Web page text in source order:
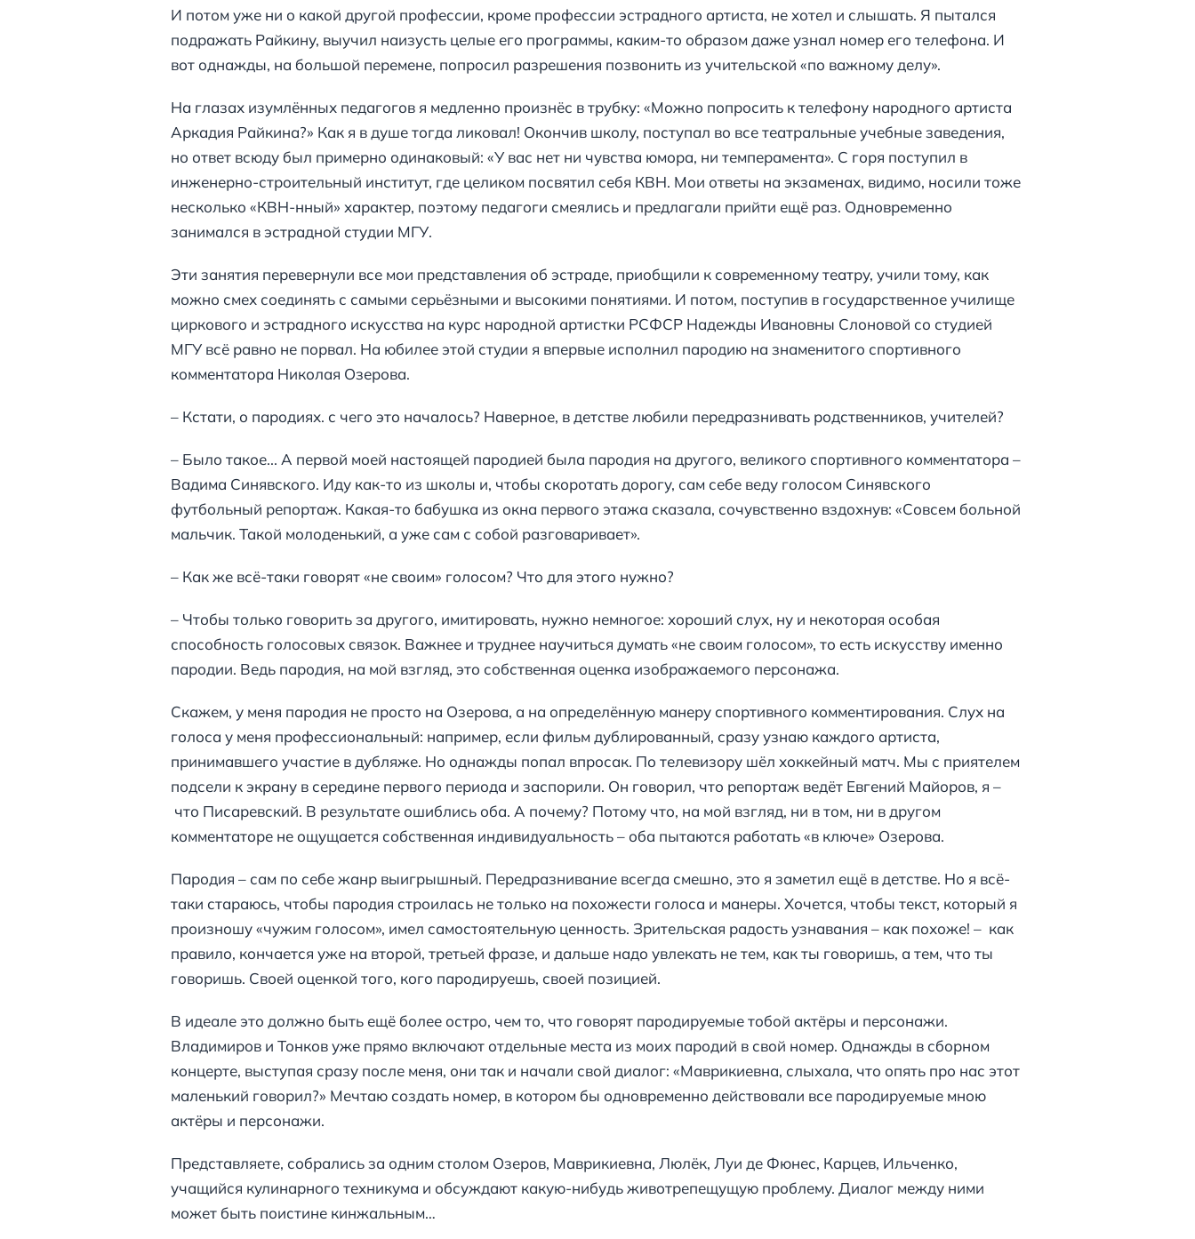
И потом уже ни о какой другой профессии, кроме профессии эстрадного артиста, не хотел и слышать. Я пытался
подражать Райкину, выучил наизусть целые его программы, каким-то образом даже узнал номер его телефона. И
вот однажды, на большой перемене, попросил разрешения позвонить из учительской «по важному делу».
На глазах изумлённых педагогов я медленно произнёс в трубку: «Можно попросить к телефону народного артиста
Аркадия Райкина?» Как я в душе тогда ликовал! Окончив школу, поступал во все театральные учебные заведения,
но ответ всюду был примерно одинаковый: «У вас нет ни чувства юмора, ни темперамента». С горя поступил в
инженерно-строительный институт, где целиком посвятил себя КВН. Мои ответы на экзаменах, видимо, носили тоже
несколько «КВН-нный» характер, поэтому педагоги смеялись и предлагали прийти ещё раз. Одновременно
занимался в эстрадной студии МГУ.
Эти занятия перевернули все мои представления об эстраде, приобщили к современному театру, учили тому, как
можно смех соединять с самыми серьёзными и высокими понятиями. И потом, поступив в государственное училище
циркового и эстрадного искусства на курс народной артистки РСФСР Надежды Ивановны Слоновой со студией
МГУ всё равно не порвал. На юбилее этой студии я впервые исполнил пародию на знаменитого спортивного
комментатора Николая Озерова.
– Кстати, о пародиях. с чего это началось? Наверное, в детстве любили передразнивать родственников, учителей?
– Было такое... А первой моей настоящей пародией была пародия на другого, великого спортивного комментатора –
Вадима Синявского. Иду как-то из школы и, чтобы скоротать дорогу, сам себе веду голосом Синявского
футбольный репортаж. Какая-то бабушка из окна первого этажа сказала, сочувственно вздохнув: «Совсем больной
мальчик. Такой молоденький, а уже сам с собой разговаривает».
– Как же всё-таки говорят «не своим» голосом? Что для этого нужно?
– Чтобы только говорить за другого, имитировать, нужно немногое: хороший слух, ну и некоторая особая
способность голосовых связок. Важнее и труднее научиться думать «не своим голосом», то есть искусству именно
пародии. Ведь пародия, на мой взгляд, это собственная оценка изображаемого персонажа.
Скажем, у меня пародия не просто на Озерова, а на определённую манеру спортивного комментирования. Слух на
голоса у меня профессиональный: например, если фильм дублированный, сразу узнаю каждого артиста,
принимавшего участие в дубляже. Но однажды попал впросак. По телевизору шёл хоккейный матч. Мы с приятелем
подсели к экрану в середине первого периода и заспорили. Он говорил, что репортаж ведёт Евгений Майоров, я –
что Писаревский. В результате ошиблись оба. А почему? Потому что, на мой взгляд, ни в том, ни в другом
комментаторе не ощущается собственная индивидуальность – оба пытаются работать «в ключе» Озерова.
Пародия – сам по себе жанр выигрышный. Передразнивание всегда смешно, это я заметил ещё в детстве. Но я всё-
таки стараюсь, чтобы пародия строилась не только на похожести голоса и манеры. Хочется, чтобы текст, который я
произношу «чужим голосом», имел самостоятельную ценность. Зрительская радость узнавания – как похоже! – как
правило, кончается уже на второй, третьей фразе, и дальше надо увлекать не тем, как ты говоришь, а тем, что ты
говоришь. Своей оценкой того, кого пародируешь, своей позицией.
В идеале это должно быть ещё более остро, чем то, что говорят пародируемые тобой актёры и персонажи.
Владимиров и Тонков уже прямо включают отдельные места из моих пародий в свой номер. Однажды в сборном
концерте, выступая сразу после меня, они так и начали свой диалог: «Маврикиевна, слыхала, что опять про нас этот
маленький говорил?» Мечтаю создать номер, в котором бы одновременно действовали все пародируемые мною
актёры и персонажи.
Представляете, собрались за одним столом Озеров, Маврикиевна, Люлёк, Луи де Фюнес, Карцев, Ильченко,
учащийся кулинарного техникума и обсуждают какую-нибудь животрепещущую проблему. Диалог между ними
может быть поистине кинжальным…